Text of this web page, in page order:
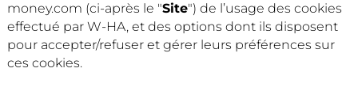
money.com (ci-après le "Site") de l’usage des cookies
effectué par W-HA, et des options dont ils disposent
pour accepter/refuser et gérer leurs préférences sur
ces cookies.